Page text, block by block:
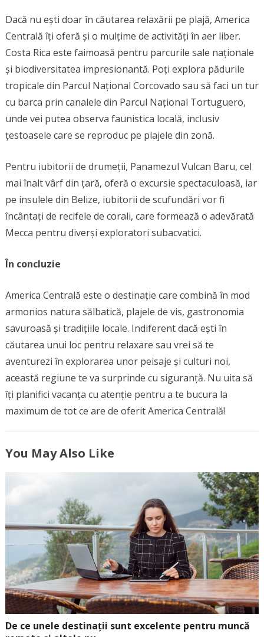
Dacă nu ești doar în căutarea relaxării pe plajă, America
Centrală îți oferă și o mulțime de activități în aer liber.
Costa Rica este faimoasă pentru parcurile sale naționale
și biodiversitatea impresionantă. Poți explora pădurile
tropicale din Parcul Național Corcovado sau să faci un tur
cu barca prin canalele din Parcul Național Tortuguero,
unde vei putea observa faunistica locală, inclusiv
țestoasele care se reproduc pe plajele din zonă.
Pentru iubitorii de drumeții, Panamezul Vulcan Baru, cel
mai înalt vârf din țară, oferă o excursie spectaculoasă, iar
pe insulele din Belize, iubitorii de scufundări vor fi
încântați de recifele de corali, care formează o adevărată
Mecca pentru diverși exploratori subacvatici.
În concluzie
America Centrală este o destinație care combină în mod
armonios natura sălbatică, plajele de vis, gastronomia
savuroasă și tradițiile locale. Indiferent dacă ești în
căutarea unui loc pentru relaxare sau vrei să te
aventurezi în explorarea unor peisaje și culturi noi,
această regiune te va surprinde cu siguranță. Nu uita să
îți planifici vacanța cu atenție pentru a te bucura la
maximum de tot ce are de oferit America Centrală!
You May Also Like
De ce unele destinații sunt excelente pentru muncă